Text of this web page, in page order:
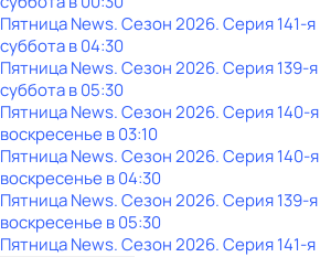
Пятница News. Сезон 2026. Серия 141-я
субботав04:30
Пятница News. Сезон 2026. Серия 139-я
субботав05:30
Пятница News. Сезон 2026. Серия 140-я
воскресенье в03:10
Пятница News. Сезон 2026. Серия 140-я
воскресенье в04:30
Пятница News. Сезон 2026. Серия 139-я
воскресенье в05:30
Пятница News. Сезон 2026. Серия 141-я